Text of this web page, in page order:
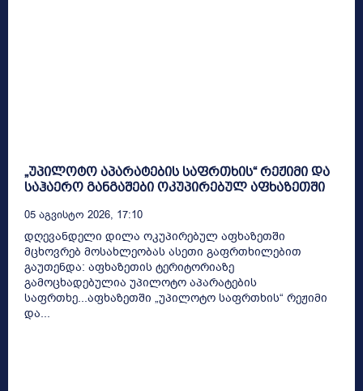
„უპილოტო აპარატების საფრთხის“ რეჟიმი და
საჰაერო განგაშები ოკუპირებულ აფხაზეთში
05 Აგვისტო 2026, 17:10
დღევანდელი დილა ოკუპირებულ აფხაზეთში
მცხოვრებ მოსახლეობას ასეთი გაფრთხილებით
გაუთენდა: აფხაზეთის ტერიტორიაზე
გამოცხადებულია უპილოტო აპარატების
საფრთხე...აფხაზეთში „უპილოტო საფრთხის“ რეჟიმი
და...